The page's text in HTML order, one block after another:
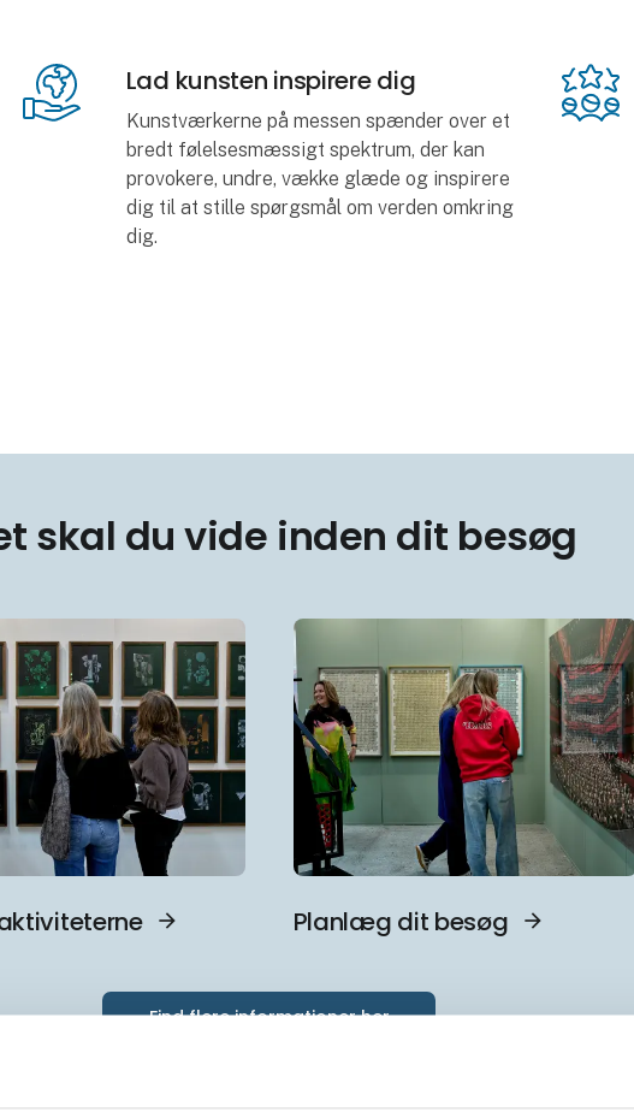
Lad kunsten inspirere dig
Kunstværkerne på messen spænder over et
bredt følelsesmæssigt spektrum, der kan
provokere, undre, vække glæde og inspirere
dig til at stille spørgsmål om verden omkring
dig.
skal du vide inden dit besøg
præsenteres på hi Tech & IndustryNetværksarrangement på hi Tech & industry
Planlæg dit besøg
Find flere informationer her